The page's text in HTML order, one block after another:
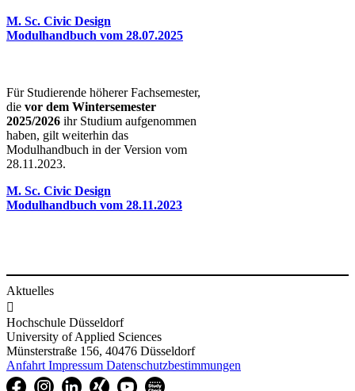
M. Sc. Civic Design
Modulhandbuch vom 28.07.2025
Für Studierende höherer Fachsemester,
die vor dem Wintersemester
2025/2026 ihr Studium aufgenommen
haben, gilt weiterhin das
Modulhandbuch in der Version vom
28.11.2023.
M. Sc. Civic Design
Modulhandbuch vom 28.11.2023​
Aktuelles

Hochschule Düsseldorf
University of Applied Sciences
Münsterstraße 156, 40476 Düsseldorf
Anfahrt Impressum Datenschutzbestimmungen